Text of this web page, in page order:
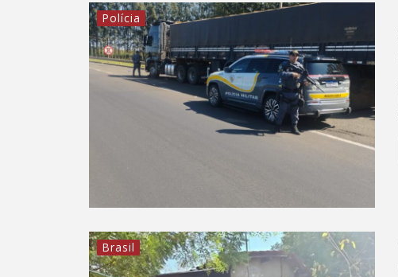
Polícia
Brasil